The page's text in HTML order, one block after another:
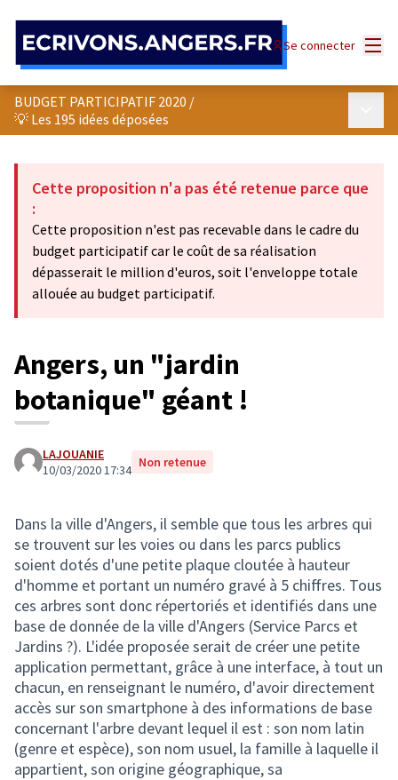
Se connecter
BUDGET PARTICIPATIF 2020 /
💡 Les 195 idées déposées
Cette proposition n'a pas été retenue parce que
:
Cette proposition n'est pas recevable dans le cadre du
budget participatif car le coût de sa réalisation
dépasserait le million d'euros, soit l'enveloppe totale
allouée au budget participatif.
Angers, un "jardin
botanique" géant !
LAJOUANIE
10/03/2020 17:34 Non retenue
Dans la ville d'Angers, il semble que tous les arbres qui
se trouvent sur les voies ou dans les parcs publics
soient dotés d'une petite plaque cloutée à hauteur
d'homme et portant un numéro gravé à 5 chiffres. Tous
ces arbres sont donc répertoriés et identifiés dans une
base de donnée de la ville d'Angers (Service Parcs et
Jardins ?). L'idée proposée serait de créer une petite
application permettant, grâce à une interface, à tout un
chacun, en renseignant le numéro, d'avoir directement
accès sur son smartphone à des informations de base
concernant l'arbre devant lequel il est : son nom latin
(genre et espèce), son nom usuel, la famille à laquelle il
appartient, son origine géographique, sa